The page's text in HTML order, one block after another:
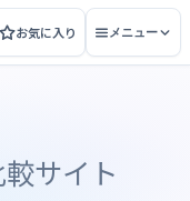
お気に入り メニュー
サイト